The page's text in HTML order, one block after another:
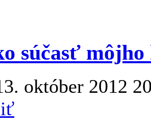
súčasť
október 2012